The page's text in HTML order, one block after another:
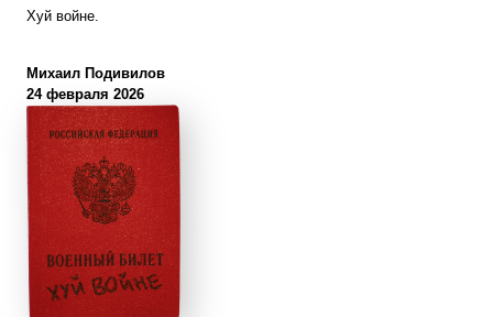
Хуй войне.
Михаил Подивилов
24 февраля 2026